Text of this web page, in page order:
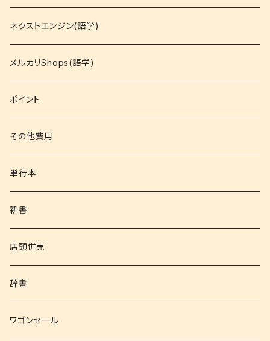
資格
コミック
文庫
その他書籍
書籍以外
ネクストエンジン(語学)
メルカリShops(語学)
ポイント
その他費用
単行本
新書
店頭併売
辞書
ワゴンセール